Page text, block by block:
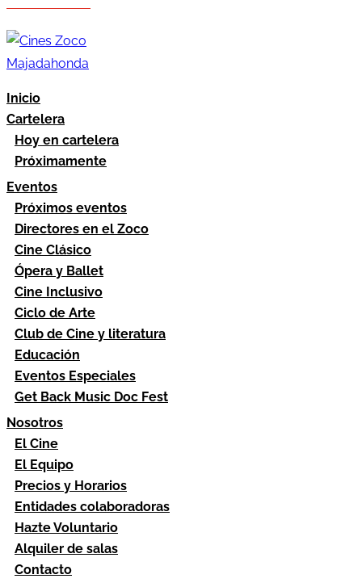
Inicio
Cartelera
Hoy en cartelera
Próximamente
Eventos
Próximos eventos
Directores en el Zoco
Cine Clásico
Ópera y Ballet
Cine Inclusivo
Ciclo de Arte
Club de Cine y literatura
Educación
Eventos Especiales
Get Back Music Doc Fest
Nosotros
El Cine
El Equipo
Precios y Horarios
Entidades colaboradoras
Hazte Voluntario
Alquiler de salas
Contacto